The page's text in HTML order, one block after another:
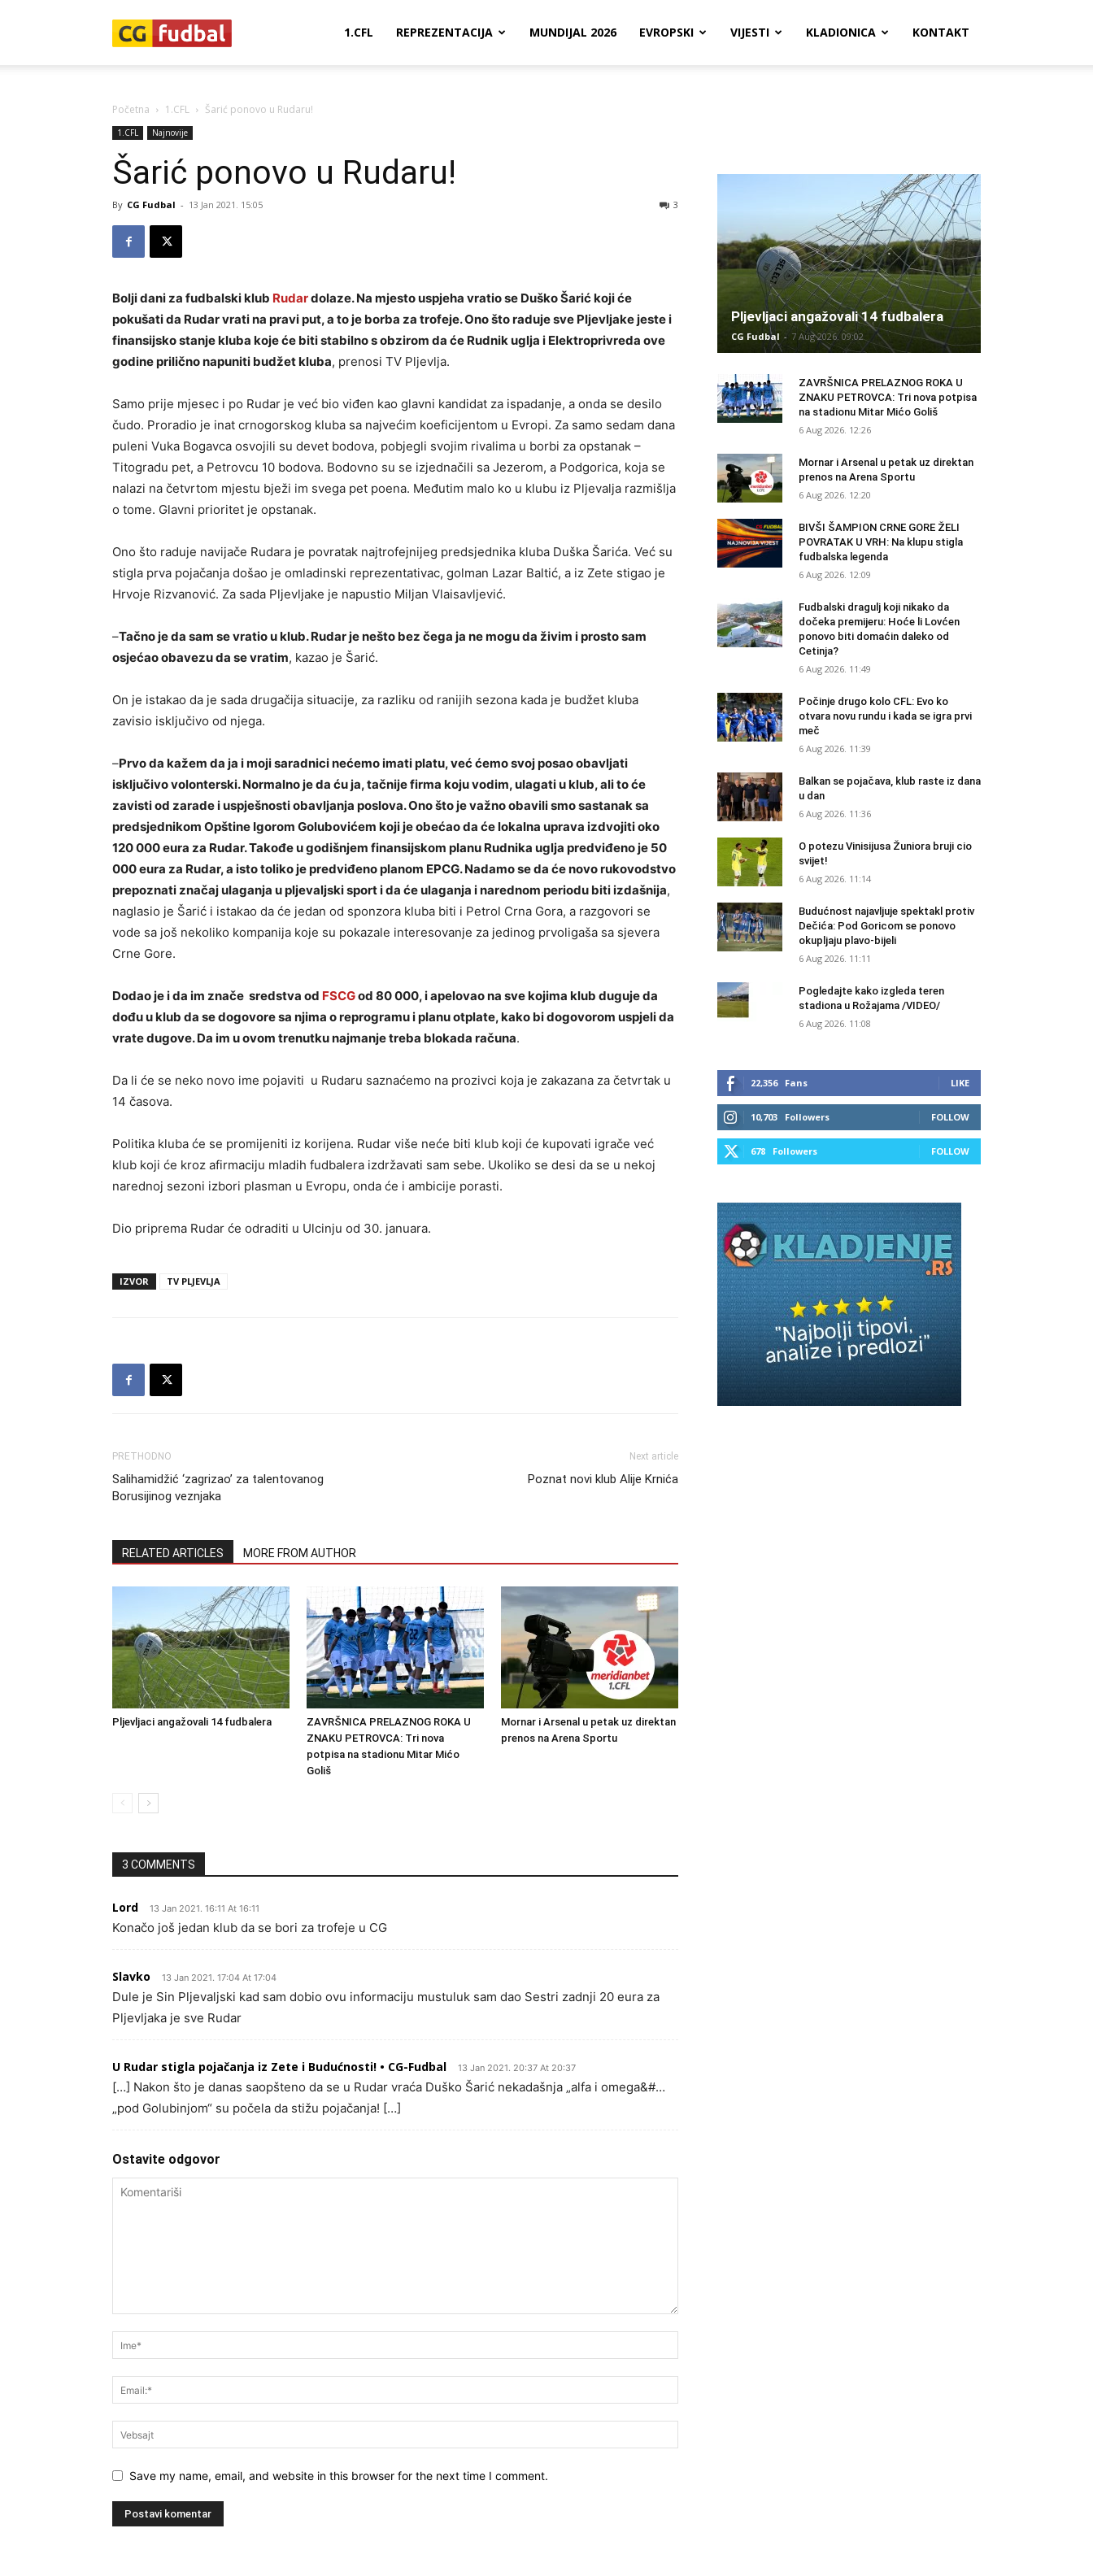
1.CFL REPREZENTACIJA MUNDIJAL 2026 EVROPSKI VIJESTI KLADIONICA KONTAKT
Početna 1.CFL Šarić ponovo u Rudaru!
1.CFL Najnovije
Šarić ponovo u Rudaru!
By CG Fudbal - 13 Jan 2021. 15:05 3
Bolji dani za fudbalski klub Rudardolaze. Na mjesto uspjeha vratio se Duško Šarić koji će
pokušati da Rudar vrati na pravi put, a to je borba za trofeje. Ono što raduje sve Pljevljake jeste i
finansijsko stanje kluba koje će biti stabilno s obzirom da će Rudnik uglja i Elektroprivreda ove
godine prilično napuniti budžet kluba, prenosi TV Pljevlja.
Samo prije mjesec i po Rudar je već bio viđen kao glavni kandidat za ispadanje, a onda se desilo
čudo. Proradio je inat crnogorskog kluba sa najvećim koeficijentom u Evropi. Za samo sedam dana
puleni Vuka Bogavca osvojili su devet bodova, pobjegli svojim rivalima u borbi za opstanak –
Titogradu pet, a Petrovcu 10 bodova. Bodovno su se izjednačili sa Jezerom, a Podgorica, koja se
nalazi na četvrtom mjestu bježi im svega pet poena. Međutim malo ko u klubu iz Pljevalja razmišlja
o tome. Glavni prioritet je opstanak.
Ono što raduje navijače Rudara je povratak najtrofejnijeg predsjednika kluba Duška Šarića. Već su
stigla prva pojačanja došao je omladinski reprezentativac, golman Lazar Baltić, a iz Zete stigao je
Hrvoje Rizvanović. Za sada Pljevljake je napustio Miljan Vlaisavljević.
–Tačno je da sam se vratio u klub. Rudar je nešto bez čega ja ne mogu da živim i prosto sam
osjećao obavezu da se vratim, kazao je Šarić.
On je istakao da je sada drugačija situacije, za razliku od ranijih sezona kada je budžet kluba
zavisio isključivo od njega.
–Prvo da kažem da ja i moji saradnici nećemo imati platu, već ćemo svoj posao obavljati
isključivo volonterski. Normalno je da ću ja, tačnije firma koju vodim, ulagati u klub, ali to će
zavisti od zarade i uspješnosti obavljanja poslova. Ono što je važno obavili smo sastanak sa
predsjednikom Opštine Igorom Golubovićem koji je obećao da će lokalna uprava izdvojiti oko
120 000 eura za Rudar. Takođe u godišnjem finansijskom planu Rudnika uglja predviđeno je 50
000 eura za Rudar, a isto toliko je predviđeno planom EPCG. Nadamo se da će novo rukovodstvo
prepoznati značaj ulaganja u pljevaljski sport i da će ulaganja i narednom periodu biti izdašnija,
naglasio je Šarić i istakao da će jedan od sponzora kluba biti i Petrol Crna Gora, a razgovori se
vode sa još nekoliko kompanija koje su pokazale interesovanje za jedinog prvoligaša sa sjevera
Crne Gore.
Dodao je i da im znače sredstva od FSCGod 80 000, i apelovao na sve kojima klub duguje da
dođu u klub da se dogovore sa njima o reprogramu i planu otplate, kako bi dogovorom uspjeli da
vrate dugove. Da im u ovom trenutku najmanje treba blokada računa.
Da li će se neko novo ime pojaviti u Rudaru saznaćemo na prozivci koja je zakazana za četvrtak u
14 časova.
Politika kluba će se promijeniti iz korijena. Rudar više neće biti klub koji će kupovati igrače već
klub koji će kroz afirmaciju mladih fudbalera izdržavati sam sebe. Ukoliko se desi da se u nekoj
narednoj sezoni izbori plasman u Evropu, onda će i ambicije porasti.
Dio priprema Rudar će odraditi u Ulcinju od 30. januara.
IZVOR TV PLJEVLJA
PRETHODNO
Salihamidžić ‘zagrizao’ za talentovanog
Borusijinog veznjaka
Next article
Poznat novi klub Alije Krnića
RELATED ARTICLES MORE FROM AUTHOR
Pljevljaci angažovali 14 fudbalera
ZAVRŠNICA PRELAZNOG ROKA U
ZNAKU PETROVCA: Tri nova
potpisa na stadionu Mitar Mićo
Goliš
Mornar i Arsenal u petak uz direktan
prenos na Arena Sportu
3 COMMENTS
Lord 13 Jan 2021. 16:11 At 16:11
Konačo još jedan klub da se bori za trofeje u CG
Slavko 13 Jan 2021. 17:04 At 17:04
Dule je Sin Pljevaljski kad sam dobio ovu informaciju mustuluk sam dao Sestri zadnji 20 eura za
Pljevljaka je sve Rudar
U Rudar stigla pojačanja iz Zete i Budućnosti! • CG-Fudbal 13 Jan 2021. 20:37 At 20:37
[…] Nakon što je danas saopšteno da se u Rudar vraća Duško Šarić nekadašnja „alfa i omega&#…
„pod Golubinjom“ su počela da stižu pojačanja! […]
Ostavite odgovor
Save my name, email, and website in this browser for the next time I comment.
Pljevljaci angažovali 14 fudbalera
CG Fudbal - 7 Aug 2026. 09:02
ZAVRŠNICA PRELAZNOG ROKA U
ZNAKU PETROVCA: Tri nova potpisa
na stadionu Mitar Mićo Goliš
6 Aug 2026. 12:26
Mornar i Arsenal u petak uz direktan
prenos na Arena Sportu
6 Aug 2026. 12:20
BIVŠI ŠAMPION CRNE GORE ŽELI
POVRATAK U VRH: Na klupu stigla
fudbalska legenda
6 Aug 2026. 12:09
Fudbalski dragulj koji nikako da
dočeka premijeru: Hoće li Lovćen
ponovo biti domaćin daleko od
Cetinja?
6 Aug 2026. 11:49
Počinje drugo kolo CFL: Evo ko
otvara novu rundu i kada se igra prvi
meč
6 Aug 2026. 11:39
Balkan se pojačava, klub raste iz dana
u dan
6 Aug 2026. 11:36
O potezu Vinisijusa Žuniora bruji cio
svijet!
6 Aug 2026. 11:14
Budućnost najavljuje spektakl protiv
Dečića: Pod Goricom se ponovo
okupljaju plavo-bijeli
6 Aug 2026. 11:11
Pogledajte kako izgleda teren
stadiona u Rožajama /VIDEO/
6 Aug 2026. 11:08
22,356 Fans LIKE
10,703 Followers FOLLOW
678 Followers FOLLOW